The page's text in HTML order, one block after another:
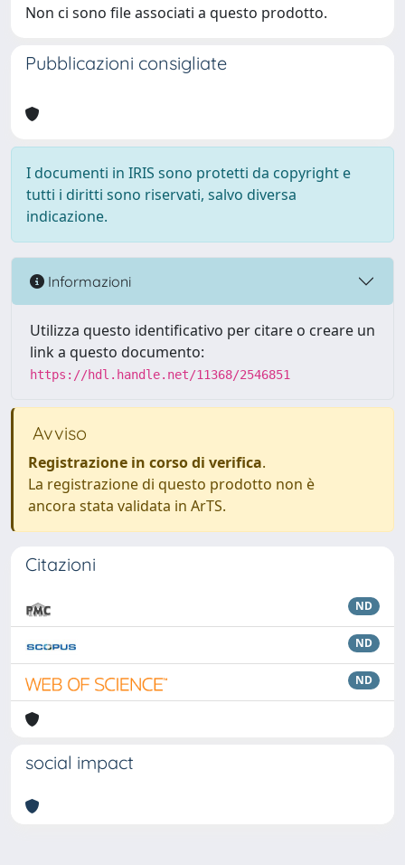
Non ci sono file associati a questo prodotto.
Pubblicazioni consigliate
I documenti in IRIS sono protetti da copyright e
tutti i diritti sono riservati, salvo diversa
indicazione.
Informazioni
Utilizza questo identificativo per citare o creare un
link a questo documento:
https://hdl.handle.net/11368/2546851
Avviso
Registrazione in corso di verifica.
La registrazione di questo prodotto non è
ancora stata validata in ArTS.
Citazioni
ND
ND
ND
social impact